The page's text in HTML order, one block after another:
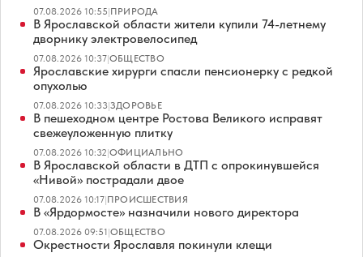
07.08.2026 10:55|ПРИРОДА
В Ярославской области жители купили 74-летнему
дворнику электровелосипед
07.08.2026 10:37|ОБЩЕСТВО
Ярославские хирурги спасли пенсионерку с редкой
опухолью
07.08.2026 10:33|ЗДОРОВЬЕ
В пешеходном центре Ростова Великого исправят
свежеуложенную плитку
07.08.2026 10:32|ОФИЦИАЛЬНО
В Ярославской области в ДТП с опрокинувшейся
«Нивой» пострадали двое
07.08.2026 10:17|ПРОИСШЕСТВИЯ
В «Ярдормосте» назначили нового директора
07.08.2026 09:51|ОБЩЕСТВО
Окрестности Ярославля покинули клещи